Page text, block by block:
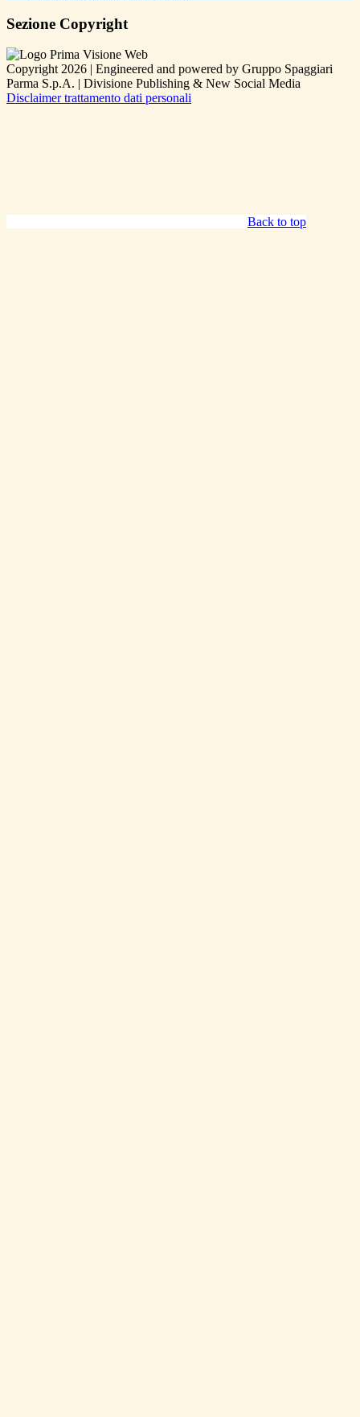
Sezione Copyright
Copyright 2026 | Engineered and powered by Gruppo Spaggiari
Parma S.p.A. | Divisione Publishing & New Social Media
Disclaimer trattamento dati personali
Back to top